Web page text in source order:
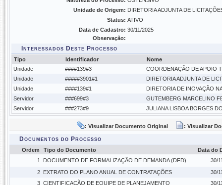
Unidade de Origem: DIRETORIA ADJUNTA DE
Status: ATIVO
Data de Cadastro: 30/11/2025
Observação:
Interessados Deste Processo
Tipo Identificador
Nome
Unidade
####139#3
COORDENAÇÃO DE APOIO
Unidade
#####3901#1
DIRETORIA ADJUNTA DE
Unidade
####139#1
DIRETORIA DE INOVAÇÃO
Servidor
###699#3
GUTEMBERG MARCELINO
Servidor
###273#9 JULIANA LISBOA BORGES
: Visualizar Documento Original : Visualizar
Documentos do Processo
Ordem Tipo do Documento
Data do
1
DOCUMENTO DE FORMALIZAÇÃO DE DEMANDA (DFD)
30/
2 EXTRATO DO PLANO ANUAL DE CONTRATAÇÕES
30/
3 CIENTIFICAÇÃO DE EQUIPE DE PLANEJAMENTO
30/